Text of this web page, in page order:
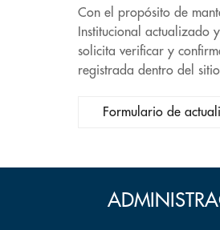
Con el propósito de
Institucional actualizado
solicita verificar y
registrada dentro del
Formulario de